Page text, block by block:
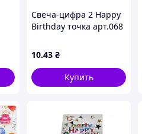
Свеча-цифра 2 Happy
Birthday точка арт.068
10.43 ₴
Купить